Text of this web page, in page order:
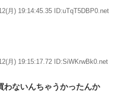
月) 19:14:45.35 ID:uTqT5DBP0.net
月) 19:15:17.72 ID:SiWKrwBk0.net
わないんちゃうかったんか